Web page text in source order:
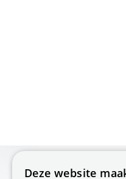
Deze website